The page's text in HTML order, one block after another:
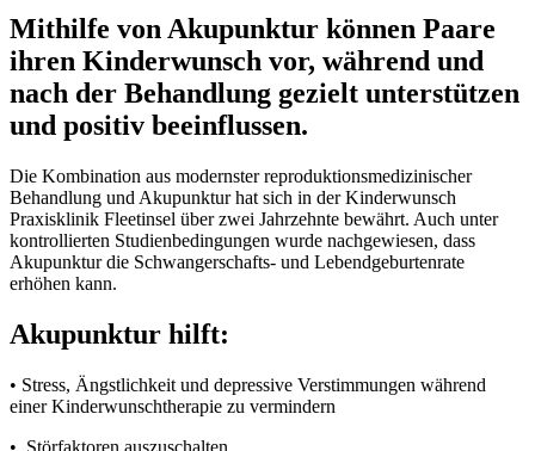
Mithilfe von Akupunktur können Paare
ihren Kinderwunsch vor, während und
nach der Behandlung gezielt unterstützen
und positiv beeinflussen.
Die Kombination aus modernster reproduktionsmedizinischer
Behandlung und Akupunktur hat sich in der Kinderwunsch
Praxisklinik Fleetinsel über zwei Jahrzehnte bewährt. Auch unter
kontrollierten Studienbedingungen wurde nachgewiesen, dass
Akupunktur die Schwangerschafts- und Lebendgeburtenrate
erhöhen kann.
Akupunktur hilft:
• Stress, Ängstlichkeit und depressive Verstimmungen während
einer Kinderwunschtherapie zu vermindern